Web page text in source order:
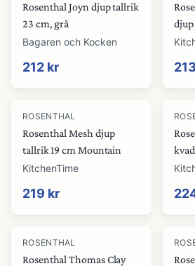
Rosenthal Joyn djup tallrik
23 cm, grå
Bagaren och Kocken
212 kr
ROSENTHAL
Rosenthal Mesh djup
tallrik 19 cm Mountain
KitchenTime
219 kr
-20%
cm
-10%
ROSENTHAL
Rosenthal Thomas Clay